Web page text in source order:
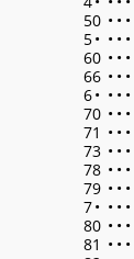
50 • • •
5• • • •
60 • • •
66 • • •
6• • • •
70 • • •
71 • • •
73 • • •
78 • • •
79 • • •
7• • • •
80 • • •
81 • • •